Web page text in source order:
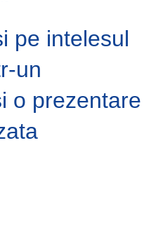
pe intelesul
un
o prezentare